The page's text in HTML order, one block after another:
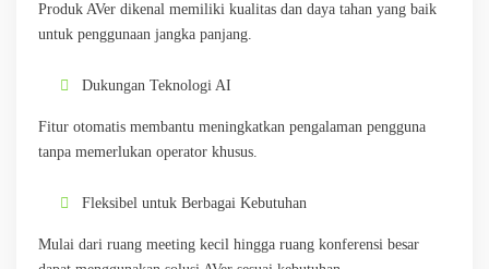
Produk AVer dikenal memiliki kualitas dan daya tahan yang baik
untuk penggunaan jangka panjang.
Dukungan Teknologi AI
Fitur otomatis membantu meningkatkan pengalaman pengguna
tanpa memerlukan operator khusus.
Fleksibel untuk Berbagai Kebutuhan
Mulai dari ruang meeting kecil hingga ruang konferensi besar